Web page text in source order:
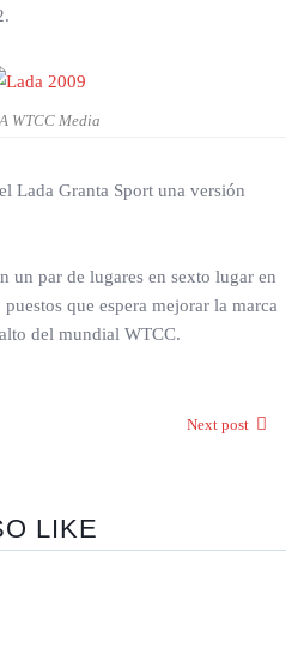
WTCC Media
Lada Granta Sport una versión
un par de lugares en sexto lugar en
que espera mejorar la marca
del mundial WTCC.
Next post
LIKE